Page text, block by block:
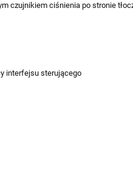
czujnikiem ciśnienia po stronie
interfejsu sterującego